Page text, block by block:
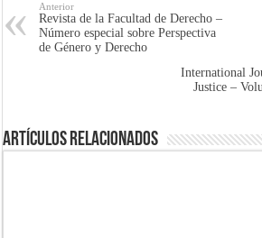
Anterior
Revista de la Facultad de Derecho –
Número especial sobre Perspectiva
de Género y Derecho
International
Justice –
Artículos Relacionados